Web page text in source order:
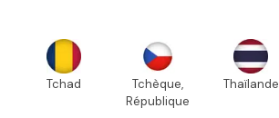
Tchad
Tchèque,
République
Thaïlande